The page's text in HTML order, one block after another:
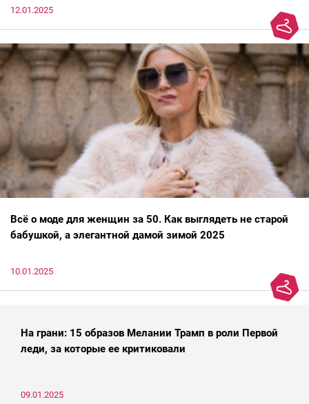
12.01.2025
Всё о моде для женщин за 50. Как выглядеть не старой
бабушкой, а элегантной дамой зимой 2025
10.01.2025
На грани: 15 образов Мелании Трамп в роли Первой
леди, за которые ее критиковали
09.01.2025